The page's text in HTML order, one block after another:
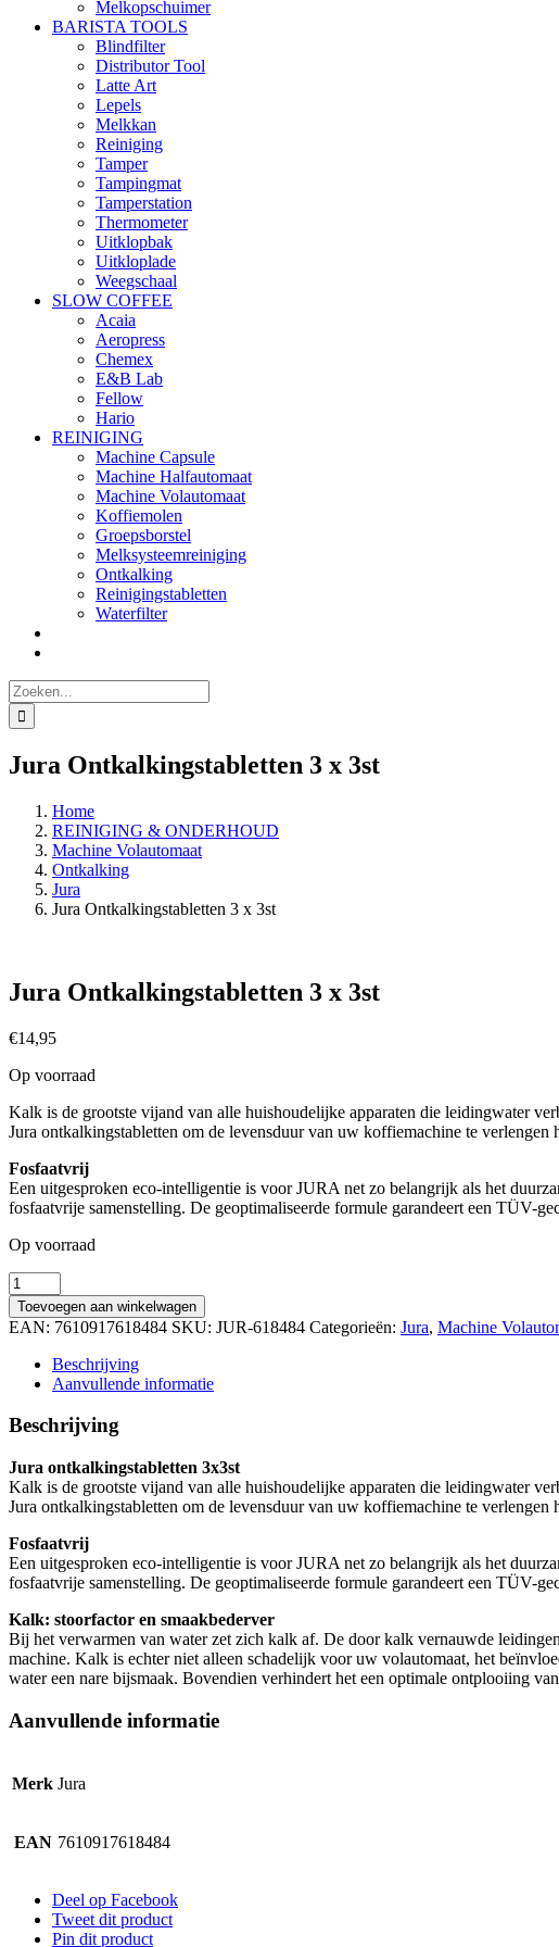
Melkopschuimer
BARISTA TOOLS
Blindfilter
Distributor Tool
Latte Art
Lepels
Melkkan
Reiniging
Tamper
Tampingmat
Tamperstation
Thermometer
Uitklopbak
Uitkloplade
Weegschaal
SLOW COFFEE
Acaia
Aeropress
Chemex
E&B Lab
Fellow
Hario
REINIGING
Machine Capsule
Machine Halfautomaat
Machine Volautomaat
Koffiemolen
Groepsborstel
Melksysteemreiniging
Ontkalking
Reinigingstabletten
Waterfilter
Zoeken
naar:
Jura Ontkalkingstabletten 3 x 3st
Home
REINIGING & ONDERHOUD
Machine Volautomaat
Ontkalking
Jura
Jura Ontkalkingstabletten 3 x 3st
Jura Ontkalkingstabletten 3 x 3st
€14,95
Op voorraad
Kalk is de grootste vijand van alle huishoudelijke apparaten die leidingwater
Jura ontkalkingstabletten om de levensduur van uw koffiemachine te
Fosfaatvrij
Een uitgesproken eco-intelligentie is voor JURA net zo belangrijk als het
fosfaatvrije samenstelling. De geoptimaliseerde formule garandeert een TÜV-
Op voorraad
Jura
Ontkalkingstabletten
3
x
aantal
Toevoegen aan winkelwagen
EAN: 7610917618484 SKU: JUR-618484 Categorieën: Jura, Machine
Beschrijving
Aanvullende informatie
Beschrijving
Jura ontkalkingstabletten 3x3st
Kalk is de grootste vijand van alle huishoudelijke apparaten die leidingwater
Jura ontkalkingstabletten om de levensduur van uw koffiemachine te
Fosfaatvrij
Een uitgesproken eco-intelligentie is voor JURA net zo belangrijk als het
fosfaatvrije samenstelling. De geoptimaliseerde formule garandeert een TÜV-
Kalk: stoorfactor en smaakbederver
Bij het verwarmen van water zet zich kalk af. De door kalk vernauwde
machine. Kalk is echter niet alleen schadelijk voor uw volautomaat, het
water een nare bijsmaak. Bovendien verhindert het een optimale ontplooiing
Aanvullende informatie
Merk Jura
EAN 7610917618484
Deel op Facebook
Tweet dit product
Pin dit product